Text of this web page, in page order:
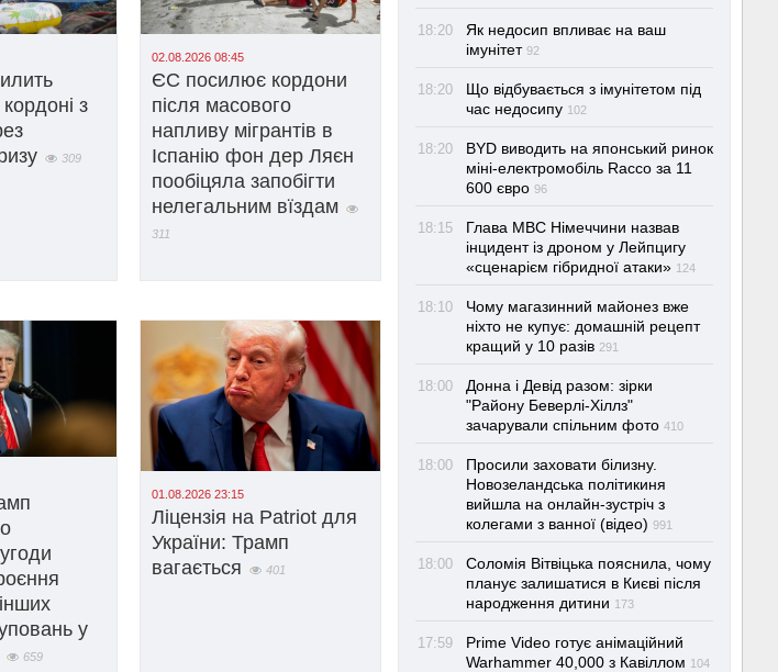
з
309
02.08.2026 08:45
ЄС посилює кордони
після масового
напливу мігрантів в
Іспанію фон дер Ляєн
пообіцяла запобігти
нелегальним вїздам
311
у
659
01.08.2026 23:15
Ліцензія на Patriot для
України: Трамп
вагається
401
18:20
Як недосип впливає на ваш
імунітет 92
18:20
Що відбувається з імунітетом під
час недосипу 102
18:20
BYD виводить на японський ринок
міні-електромобіль Racco за 11
600 євро 96
18:15
Глава МВС Німеччини назвав
інцидент із дроном у Лейпцигу
«сценарієм гібридної атаки» 124
18:10
Чому магазинний майонез вже
ніхто не купує: домашній рецепт
кращий у 10 разів 291
18:00
Донна і Девід разом: зірки
"Району Беверлі-Хіллз"
зачарували спільним фото 410
18:00
Просили заховати білизну.
Новозеландська політикиня
вийшла на онлайн-зустріч з
колегами з ванної (відео) 991
18:00
Соломія Вітвіцька пояснила, чому
планує залишатися в Києві після
народження дитини 173
17:59
Prime Video готує анімаційний
Warhammer 40,000 з Кавіллом 104